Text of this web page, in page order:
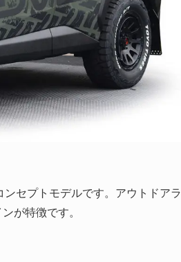
セプトモデルです。アウトドアラ
が特徴です。